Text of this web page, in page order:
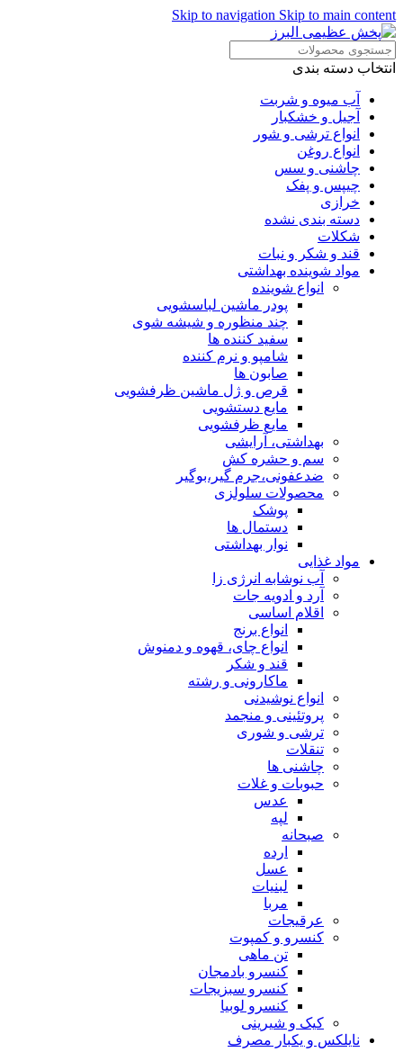
Skip to navigation Skip to main content
انتخاب دسته بندی
آب میوه و شربت
آجیل و خشکبار
انواع ترشی و شور
انواع روغن
چاشنی و سس
چیپس و پفک
خرازی
دسته بندی نشده
شکلات
قند و شکر و نبات
مواد شوینده بهداشتی
انواع شوینده
پودر ماشین لباسشویی
چند منظوره و شیشه شوی
سفید کننده ها
شامپو و نرم کننده
صابون ها
قرص و ژل ماشین ظرفشویی
مایع دستشویی
مایع ظرفشویی
بهداشتی، آرایشی
سم و حشره کش
ضدعفونی،جرم گیر،بوگیر
محصولات سلولزی
پوشک
دستمال ها
نوار بهداشتی
مواد غذایی
آب نوشابه انرژی زا
آرد و ادویه جات
اقلام اساسی
انواع برنج
انواع چای، قهوه و دمنوش
قند و شکر
ماکارونی و رشته
انواع نوشیدنی
پروتئینی و منجمد
ترشی و شوری
تنقلات
چاشنی ها
حبوبات و غلات
عدس
لپه
صبحانه
ارده
عسل
لبنیات
مربا
عرقیجات
کنسرو و کمپوت
تن ماهی
کنسرو بادمجان
کنسرو سبزیجات
کنسرو لوبیا
کیک و شیرینی
نایلکس و یکبار مصرف